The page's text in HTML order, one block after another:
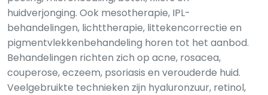
huidverjonging. Ook mesotherapie, IPL-
behandelingen, lichttherapie, littekencorrectie en
pigmentvlekkenbehandeling horen tot het aanbod.
Behandelingen richten zich op acne, rosacea,
couperose, eczeem, psoriasis en verouderde huid.
Veelgebruikte technieken zijn hyaluronzuur, retinol,